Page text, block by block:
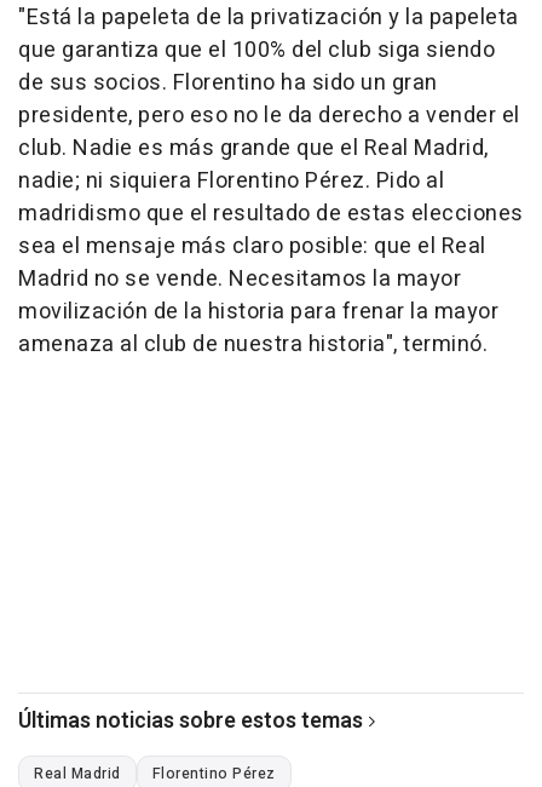
"Está la papeleta de la privatización y la papeleta
que garantiza que el 100% del club siga siendo
de sus socios. Florentino ha sido un gran
presidente, pero eso no le da derecho a vender el
club. Nadie es más grande que el Real Madrid,
nadie; ni siquiera Florentino Pérez. Pido al
madridismo que el resultado de estas elecciones
sea el mensaje más claro posible: que el Real
Madrid no se vende. Necesitamos la mayor
movilización de la historia para frenar la mayor
amenaza al club de nuestra historia", terminó.
Últimas noticias sobre estos temas
Real Madrid Florentino Pérez